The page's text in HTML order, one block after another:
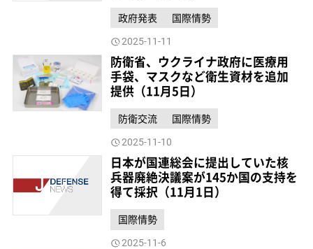
政府発表 国際情勢
2025-11-11
防衛省、ウクライナ政府に医療用
手袋、マスクなど衛生資材を追加
提供（11月5日）
防衛交流 国際情勢
2025-11-10
日本が国連総会に提出していた核
兵器廃絶決議案が145か国の支持を
得て採択（11月1日）
国際情勢
2025-11-6